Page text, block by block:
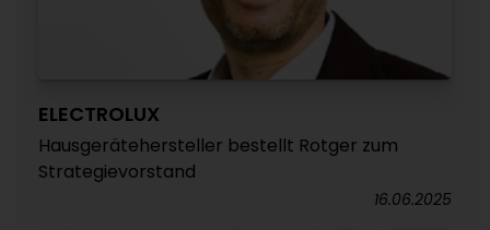
ELECTROLUX
Hausgerätehersteller bestellt Rotger zum
Strategievorstand
16.06.2025